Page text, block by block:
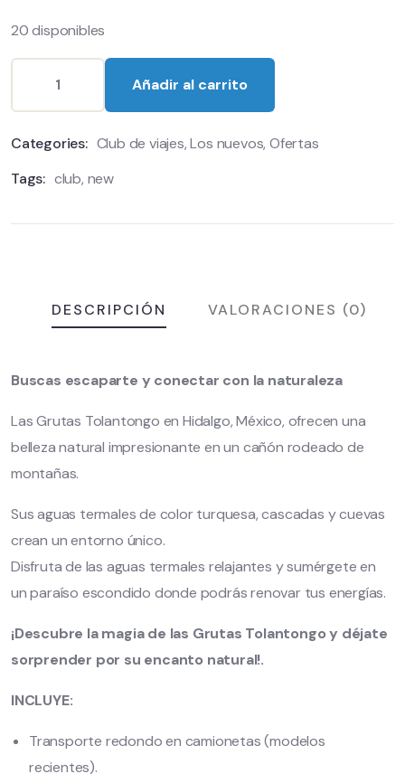
on
customer
ratings
20 disponibles
Añadir al carrito
Categories: Club de viajes,Los nuevos,Ofertas
Tags: club, new
DESCRIPCIÓN VALORACIONES (0)
Buscas escaparte y conectar con la naturaleza
Las Grutas Tolantongo en Hidalgo, México, ofrecen una
belleza natural impresionante en un cañón rodeado de
montañas.
Sus aguas termales de color turquesa, cascadas y cuevas
crean un entorno único.
Disfruta de las aguas termales relajantes y sumérgete en
un paraíso escondido donde podrás renovar tus energías.
¡Descubre la magia de las Grutas Tolantongo y déjate
sorprender por su encanto natural!.
INCLUYE:
Transporte redondo en camionetas (modelos
recientes).